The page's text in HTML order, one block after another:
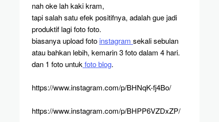
nah oke lah kaki kram,
tapi salah satu efek positifnya, adalah gue jadi
produktif lagi foto foto.
biasanya upload foto instagram sekali sebulan
atau bahkan lebih, kemarin 3 foto dalam 4 hari.
dan 1 foto untuk foto blog.
https://www.instagram.com/p/BHNqK-fj4Bo/
https://www.instagram.com/p/BHPP6VZDxZP/